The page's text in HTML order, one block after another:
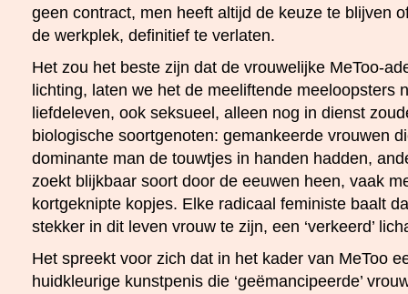
geen contract, men heeft altijd de keuze te blijven
de werkplek, definitief te verlaten.
Het zou het beste zijn dat de vrouwelijke MeToo-
lichting, laten we het de meeliftende meeloopsters
liefdeleven, ook seksueel, alleen nog in dienst
biologische soortgenoten: gemankeerde vrouwen
dominante man de touwtjes in handen hadden,
zoekt blijkbaar soort door de eeuwen heen, vaak
kortgeknipte kopjes. Elke radicaal feministe baalt
stekker in dit leven vrouw te zijn, een ‘verkeerd’
Het spreekt voor zich dat in het kader van MeToo
huidkleurige kunstpenis die ‘geëmancipeerde’